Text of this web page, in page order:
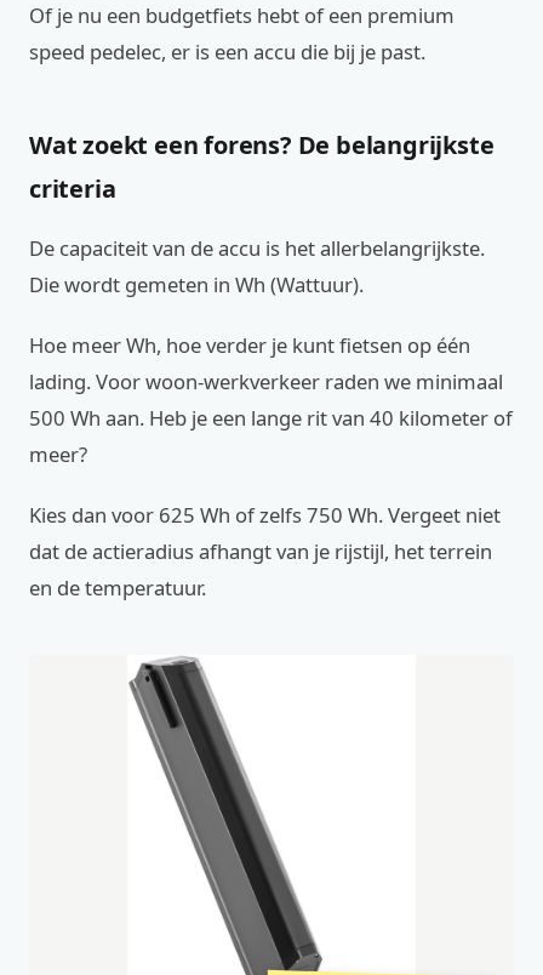
Of je nu een budgetfiets hebt of een premium
speed pedelec, er is een accu die bij je past.
Wat zoekt een forens? De belangrijkste
criteria
De capaciteit van de accu is het allerbelangrijkste.
Die wordt gemeten in Wh (Wattuur).
Hoe meer Wh, hoe verder je kunt fietsen op één
lading. Voor woon-werkverkeer raden we minimaal
500 Wh aan. Heb je een lange rit van 40 kilometer of
meer?
Kies dan voor 625 Wh of zelfs 750 Wh. Vergeet niet
dat de actieradius afhangt van je rijstijl, het terrein
en de temperatuur.